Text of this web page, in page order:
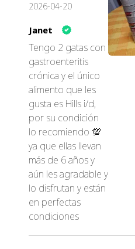
2026-04-20
Janet
Tengo 2 gatas con
gastroenteritis
crónica y el único
alimento que les
gusta es Hills i/d,
por su condición
lo recomiendo 💯
ya que ellas llevan
más de 6 años y
aún les agradable y
lo disfrutan y están
en perfectas
condiciones